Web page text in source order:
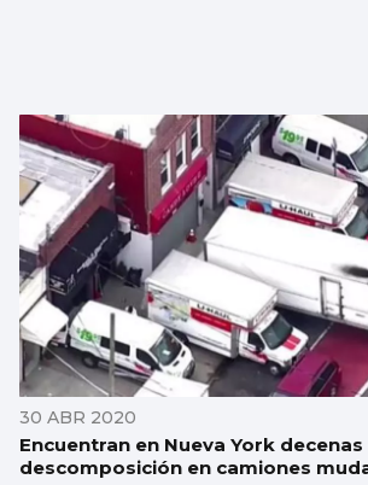
30 ABR 2020
Encuentran en Nueva York
descomposición en camiones